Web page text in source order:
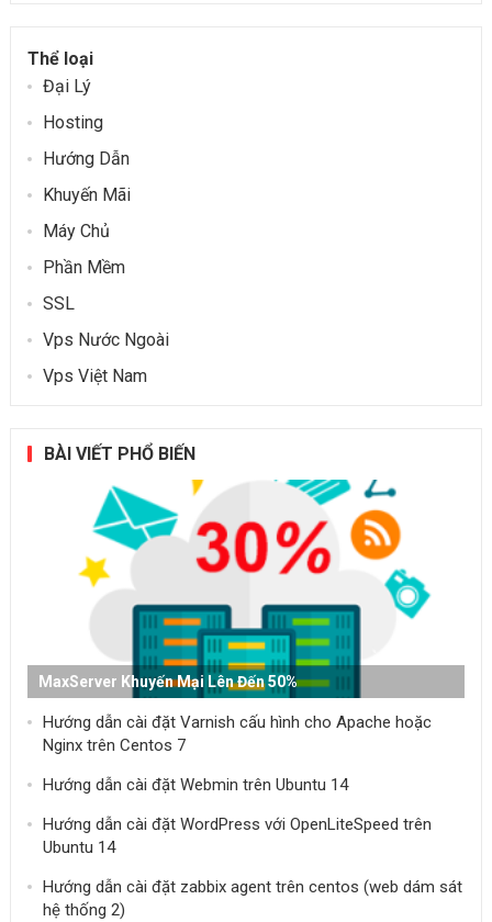
Thể loại
Đại Lý
Hosting
Hướng Dẫn
Khuyến Mãi
Máy Chủ
Phần Mềm
SSL
Vps Nước Ngoài
Vps Việt Nam
BÀI VIẾT PHỔ BIẾN
MaxServer Khuyến Mại Lên Đến 50%
Hướng dẫn cài đặt Varnish cấu hình cho Apache hoặc
Nginx trên Centos 7
Hướng dẫn cài đặt Webmin trên Ubuntu 14
Hướng dẫn cài đặt WordPress với OpenLiteSpeed trên
Ubuntu 14
Hướng dẫn cài đặt zabbix agent trên centos (web dám sát
hệ thống 2)